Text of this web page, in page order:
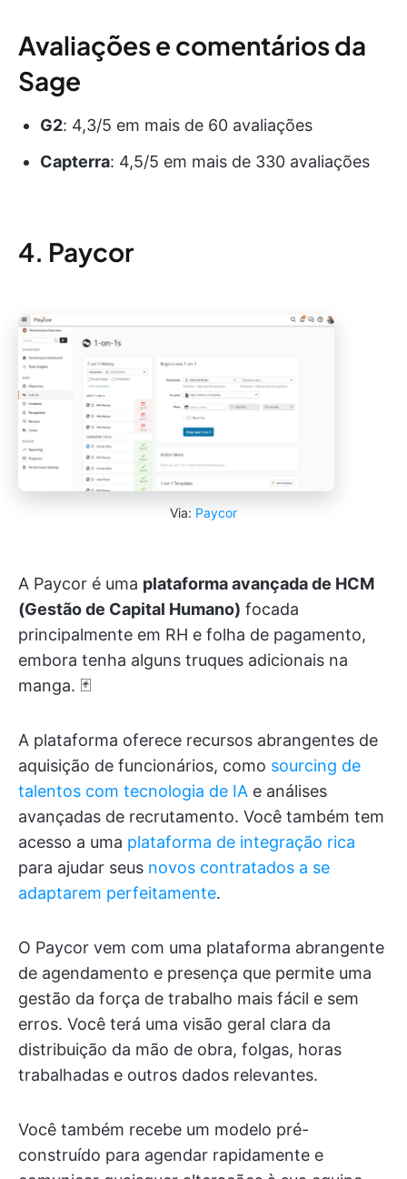
Avaliações e comentários da
Sage
G2: 4,3/5 em mais de 60 avaliações
Capterra: 4,5/5 em mais de 330 avaliações
4. Paycor
Via: Paycor
A Paycor é uma plataforma avançada de HCM
(Gestão de Capital Humano) focada
principalmente em RH e folha de pagamento,
embora tenha alguns truques adicionais na
manga. 🃏
A plataforma oferece recursos abrangentes de
aquisição de funcionários, como sourcing de
talentos com tecnologia de IA e análises
avançadas de recrutamento. Você também tem
acesso a uma plataforma de integração rica
para ajudar seus novos contratados a se
adaptarem perfeitamente.
O Paycor vem com uma plataforma abrangente
de agendamento e presença que permite uma
gestão da força de trabalho mais fácil e sem
erros. Você terá uma visão geral clara da
distribuição da mão de obra, folgas, horas
trabalhadas e outros dados relevantes.
Você também recebe um modelo pré-
construído para agendar rapidamente e